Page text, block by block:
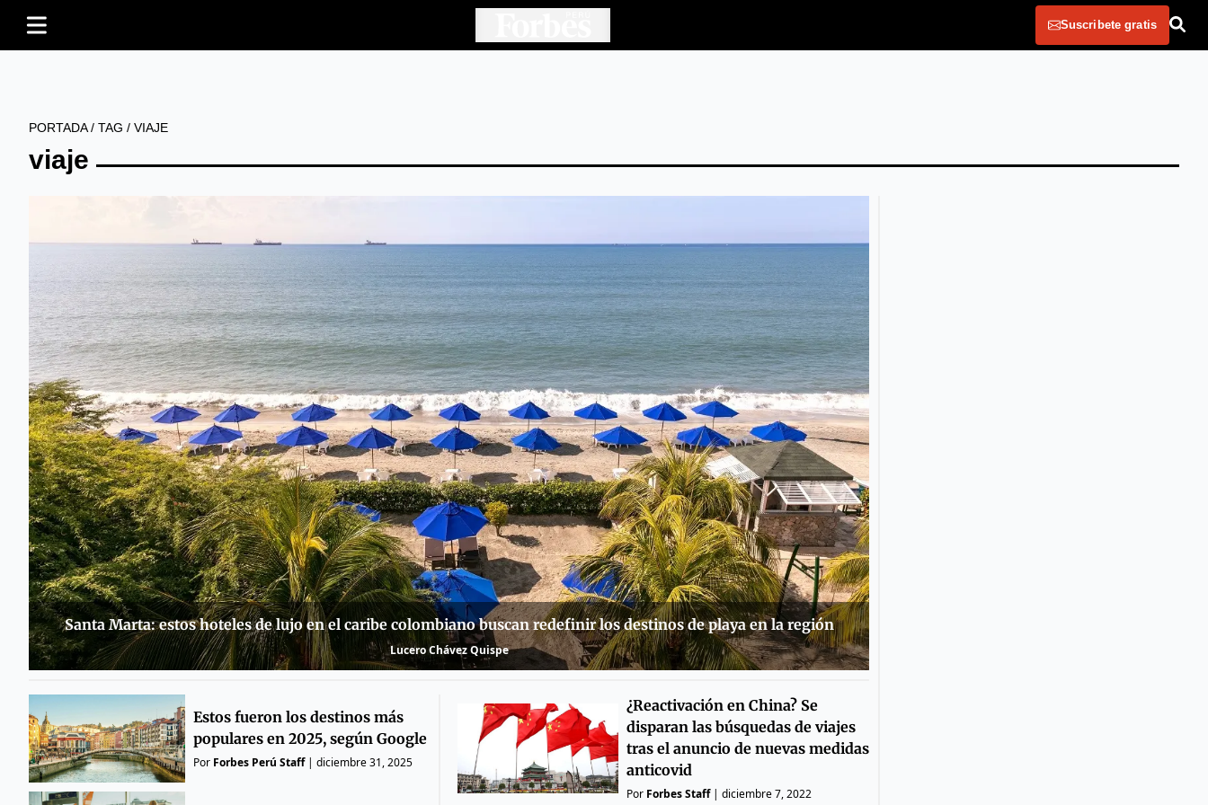
Suscribete gratis
PORTADA/ TAG / VIAJE
viaje
Santa Marta: estos hoteles de lujo en el caribe colombiano buscan redefinir los destinos de playa en la región
Lucero Chávez Quispe
Estos fueron los destinos más
populares en 2025, según Google
Por Forbes Perú Staff| diciembre 31, 2025
¿Reactivación en China? Se
disparan las búsquedas de viajes
tras el anuncio de nuevas medidas
anticovid
Por Forbes Staff| diciembre 7, 2022